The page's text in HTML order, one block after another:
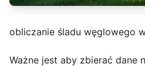
obliczanie śladu węglowego
Ważne jest aby zbierać dane